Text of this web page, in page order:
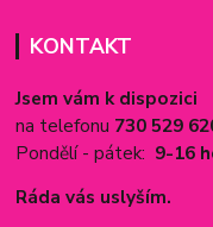
KONTAKT
Jsem vám k dispozici
na telefonu 730 529
Pondělí - pátek: 9-16
Ráda vás uslyším.